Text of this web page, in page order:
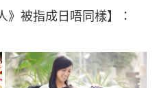
》被指成日唔同樣】：